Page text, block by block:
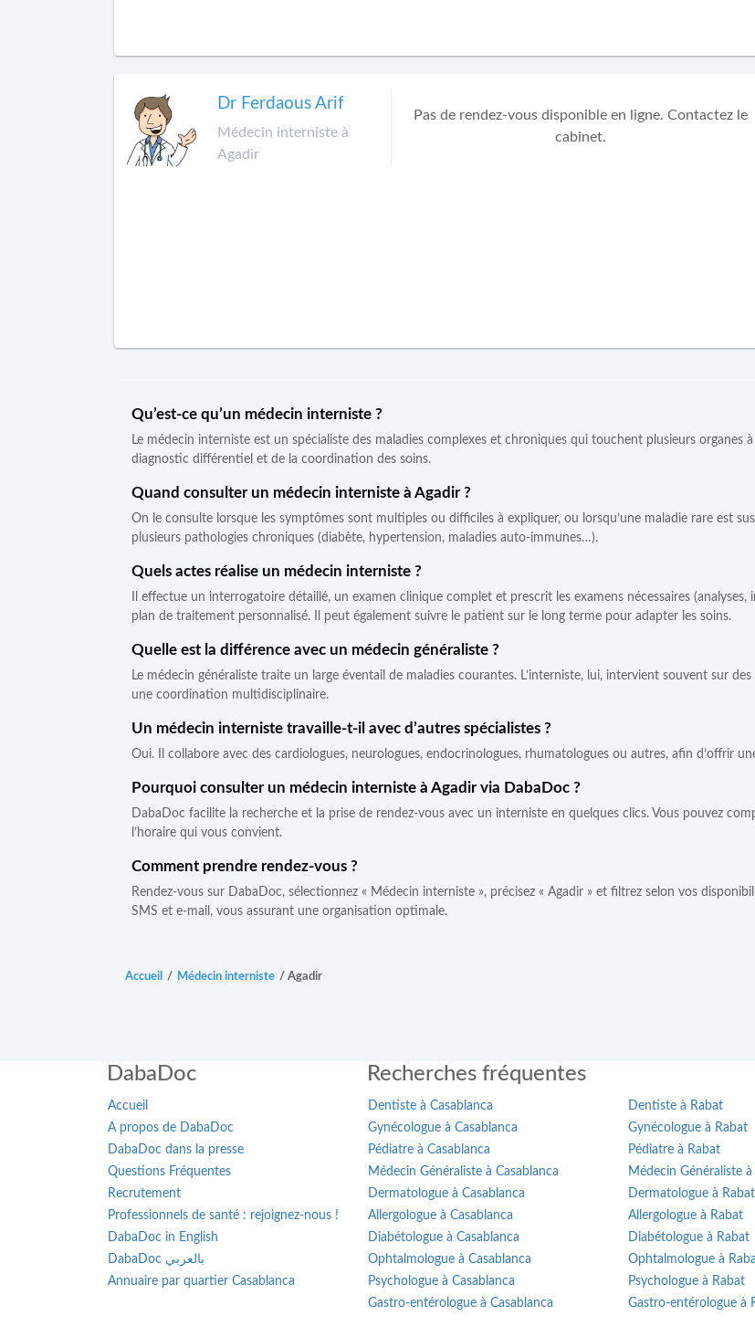
Dr Ferdaous Arif
Médecin interniste à
Agadir
Pas de rendez-vous disponible en ligne. Contactez le
cabinet.
Qu’est-ce qu’un médecin interniste ?
Le médecin interniste est un spécialiste des maladies complexes et chroniques qui touchent plusieurs
diagnostic différentiel et de la coordination des soins.
Quand consulter un médecin interniste à Agadir ?
On le consulte lorsque les symptômes sont multiples ou difficiles à expliquer, ou lorsqu’une maladie rare est
plusieurs pathologies chroniques (diabète, hypertension, maladies auto-immunes…).
Quels actes réalise un médecin interniste ?
Il effectue un interrogatoire détaillé, un examen clinique complet et prescrit les examens nécessaires
plan de traitement personnalisé. Il peut également suivre le patient sur le long terme pour adapter les soins.
Quelle est la différence avec un médecin généraliste ?
Le médecin généraliste traite un large éventail de maladies courantes. L’interniste, lui, intervient souvent sur
une coordination multidisciplinaire.
Un médecin interniste travaille-t-il avec d’autres spécialistes ?
Oui. Il collabore avec des cardiologues, neurologues, endocrinologues, rhumatologues ou autres, afin d’offrir
Pourquoi consulter un médecin interniste à Agadir via DabaDoc ?
DabaDoc facilite la recherche et la prise de rendez-vous avec un interniste en quelques clics. Vous pouvez
l’horaire qui vous convient.
Comment prendre rendez-vous ?
Rendez-vous sur DabaDoc, sélectionnez « Médecin interniste », précisez « Agadir » et filtrez selon vos
SMS et e-mail, vous assurant une organisation optimale.
Accueil / Médecin interniste / Agadir
DabaDoc
Accueil
A propos de DabaDoc
DabaDoc dans la presse
Questions Fréquentes
Recrutement
Professionnels de santé : rejoignez-nous !
DabaDoc in English
DabaDoc بالعربي
Annuaire par quartier Casablanca
Recherches fréquentes
Dentiste à Casablanca
Gynécologue à Casablanca
Pédiatre à Casablanca
Médecin Généraliste à Casablanca
Dermatologue à Casablanca
Allergologue à Casablanca
Diabétologue à Casablanca
Ophtalmologue à Casablanca
Psychologue à Casablanca
Gastro-entérologue à Casablanca
Dentiste à Rabat
Gynécologue à Rabat
Pédiatre à Rabat
Médecin Généraliste
Dermatologue à Rabat
Allergologue à Rabat
Diabétologue à Rabat
Ophtalmologue à
Psychologue à Rabat
Gastro-entérologue à